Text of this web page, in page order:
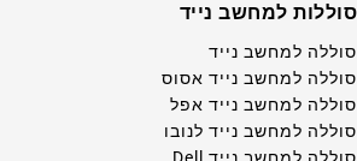
סוללות למחשב נייד
סוללה למחשב נייד
סוללה למחשב נייד אסוס
סוללה למחשב נייד אפל
סוללה למחשב נייד לנובו